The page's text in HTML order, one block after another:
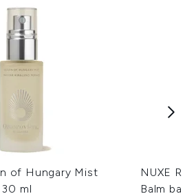
of Hungary Mist
ml
NUXE
Balm